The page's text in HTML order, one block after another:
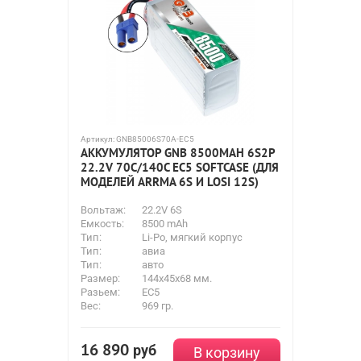
Артикул:GNB85006S70A-EC5
АККУМУЛЯТОР GNB 8500MAH 6S2P
22.2V 70С/140C EC5 SOFTCASE (ДЛЯ
МОДЕЛЕЙ ARRMA 6S И LOSI 12S)
Вольтаж:
22.2V 6S
Емкость:
8500 mAh
Тип:
Li-Po, мягкий корпус
Тип:
авиа
Тип:
авто
Размер:
144x45x68 мм.
Разьем:
EC5
Вес:
969 гр.
16 890 руб В корзину